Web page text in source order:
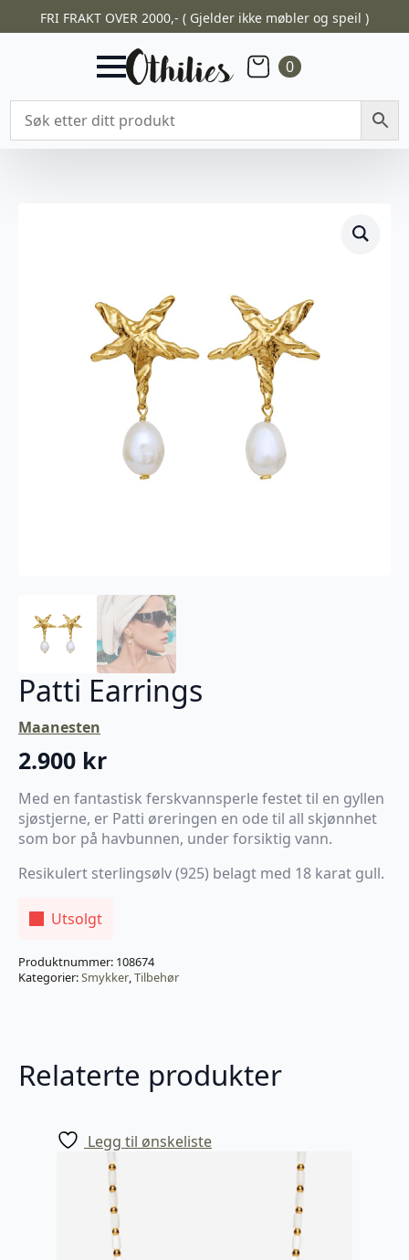
FRI FRAKT OVER 2000,- ( Gjelder ikke møbler og speil )
0
Patti Earrings
Maanesten
2.900 kr
Med en fantastisk ferskvannsperle festet til en gyllen
sjøstjerne, er Patti øreringen en ode til all skjønnhet
som bor på havbunnen, under forsiktig vann.
Resikulert sterlingsølv (925) belagt med 18 karat gull.
Utsolgt
Produktnummer: 108674
Kategorier:Smykker,Tilbehør
Relaterte produkter
Legg til ønskeliste